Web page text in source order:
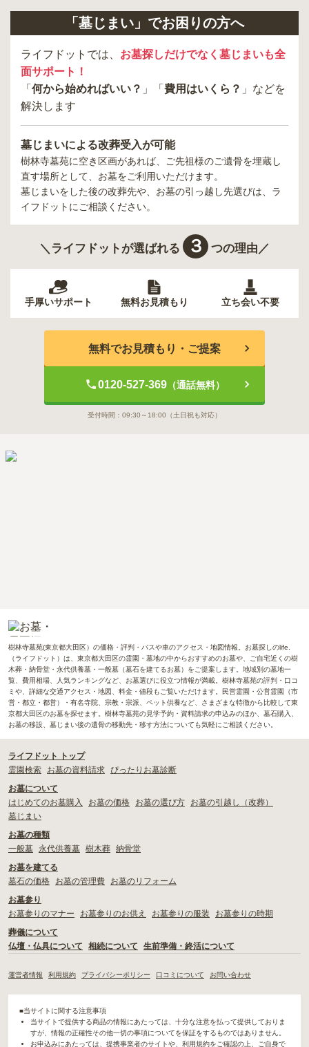
「墓じまい」でお困りの方へ
ライフドットでは、 お墓探しだけでなく墓じまいも全
面サポート！
「 何から始めればいい？ 」「 費用はいくら？ 」などを
解決します
墓じまいによる改葬受入が可能
樹林寺墓苑に空き区画があれば、ご先祖様のご遺骨を埋蔵し
直す場所として、お墓をご利用いただけます。
墓じまいをした後の改葬先や、お墓の引っ越し先選びは、ラ
イフドットにご相談ください。
＼ライフドットが選ばれる ３ つの理由／
手厚いサポート 無料お見積もり 立ち会い不要
無料でお見積もり・ご提案
0120-527-369（通話無料）
受付時間： 09:30～18:00 （土日祝も対応）
樹林寺墓苑(東京都大田区）の価格・評判・バスや車のアクセス・地図情報。お墓探しのlife.
（ライフドット）は、東京都大田区の霊園・墓地の中からおすすめのお墓や、ご自宅近くの樹
木葬・納骨堂・永代供養墓・一般墓（墓石を建てるお墓）をご提案します。地域別の墓地一
覧、費用相場、人気ランキングなど、お墓選びに役立つ情報が満載。樹林寺墓苑の評判・口コ
ミや、詳細な交通アクセス・地図、料金・値段もご覧いただけます。民営霊園・公営霊園（市
営・都立・都営）・有名寺院、宗教・宗派、ペット供養など、さまざまな特徴から比較して東
京都大田区のお墓を探せます。樹林寺墓苑の見学予約・資料請求の申込みのほか、墓石購入、
お墓の移設、墓じまい後の遺骨の移動先・移す方法についても気軽にご相談ください。
ライフドット トップ
霊園検索
お墓の資料請求 ぴったりお墓診断
お墓について
はじめてのお墓購入
お墓の価格 お墓の選び方
お墓の引越し（改葬）
墓じまい
お墓の種類
一般墓
永代供養墓 樹木葬 納骨堂
お墓を建てる
墓石の価格
お墓の管理費
お墓のリフォーム
お墓参り
お墓参りのマナー
お墓参りのお供え お墓参りの服装
お墓参りの時期
葬儀について
仏壇・仏具について
相続について 生前準備・終活について
運営者情報 利用規約 プライバシーポリシー 口コミについて お問い合わせ
■当サイトに関する注意事項
当サイトで提供する商品の情報にあたっては、十分な注意を払って提供しておりま
すが、情報の正確性その他一切の事項についてを保証をするものではありません。
お申込みにあたっては、提携事業者のサイトや、利用規約をご確認の上、ご自身で